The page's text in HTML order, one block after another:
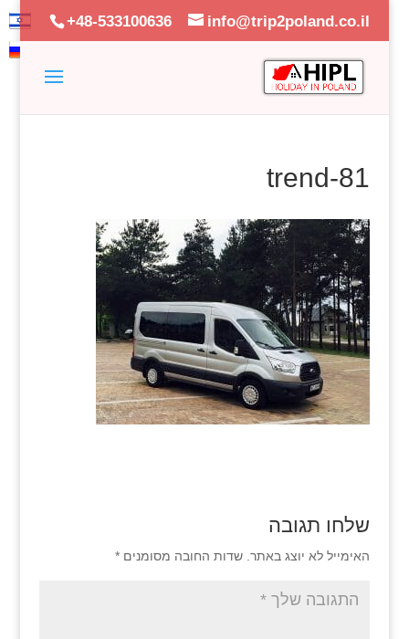
+48-533100636 info@trip2poland.co.il
81-trend
שלחו תגובה
האימייל לא יוצג באתר. שדות החובה מסומנים *